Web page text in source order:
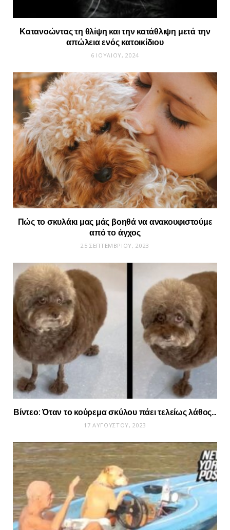
Κατανοώντας τη θλίψη και την κατάθλιψη μετά την
απώλεια ενός κατοικίδιου
6 ΙΟΥΛΊΟΥ, 2024
Πώς το σκυλάκι μας μάς βοηθά να ανακουφιστούμε
από το άγχος
25 ΣΕΠΤΕΜΒΡΊΟΥ, 2023
Βίντεο: Όταν το κούρεμα σκύλου πάει τελείως λάθος…
17 ΑΥΓΟΎΣΤΟΥ, 2023